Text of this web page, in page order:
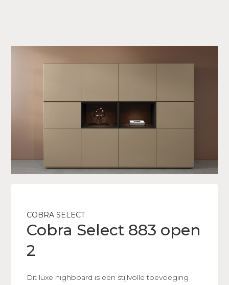
COBRA SELECT
Cobra Select 883 open
2
Dit luxe highboard is een stijlvolle toevoeging